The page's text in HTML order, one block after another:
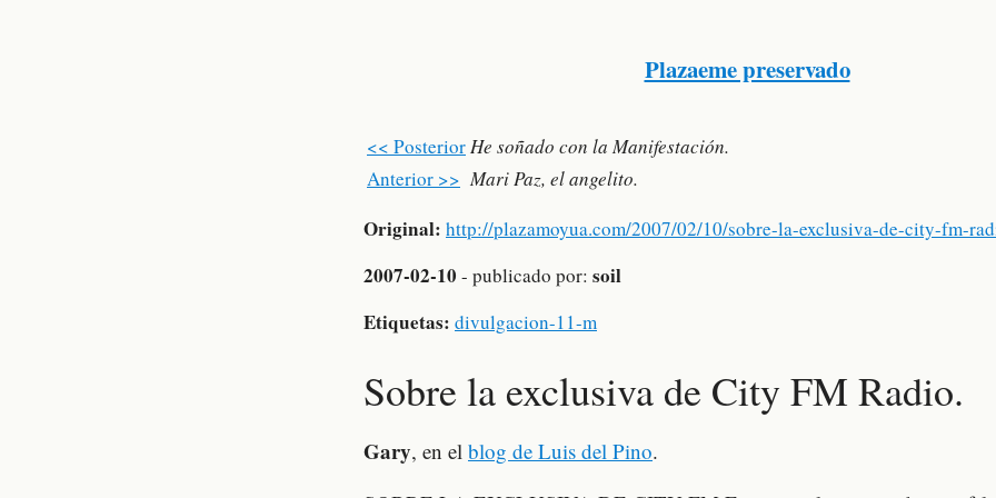
Plazaeme preservado
<< Posterior He soñado con la Manifestación.
Anterior >> Mari Paz, el angelito.
Original: http://plazamoyua.com/2007/02/10/sobre-la-exclusiva-de-city-fm-
2007-02-10 - publicado por: soil
Etiquetas: divulgacion-11-m
Sobre la exclusiva de City FM Radio.
Gary, en el blog de Luis del Pino.